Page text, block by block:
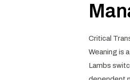
Critical
Weaning is
Lambs